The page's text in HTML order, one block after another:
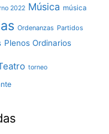
2022 Música música
Ordenanzas Partidos
Plenos Ordinarios
torneo